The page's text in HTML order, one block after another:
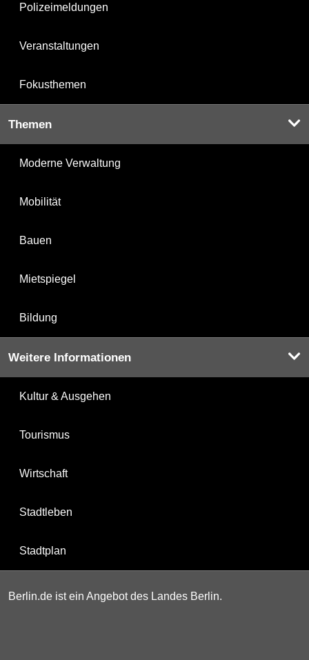
Polizeimeldungen
Veranstaltungen
Fokusthemen
Themen
Moderne Verwaltung
Mobilität
Bauen
Mietspiegel
Bildung
Weitere Informationen
Kultur & Ausgehen
Tourismus
Wirtschaft
Stadtleben
Stadtplan
Berlin.de ist ein Angebot des Landes Berlin.